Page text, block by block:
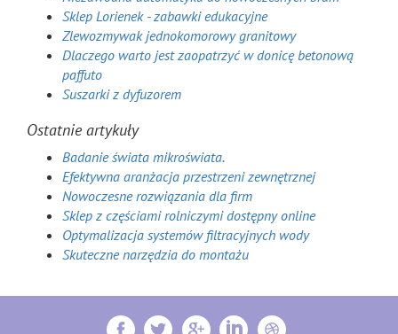
Sklep Lorienek - zabawki edukacyjne
Zlewozmywak jednokomorowy granitowy
Dlaczego warto jest zaopatrzyć w donicę betonową
paffuto
Suszarki z dyfuzorem
Ostatnie artykuły
Badanie świata mikroświata.
Efektywna aranżacja przestrzeni zewnętrznej
Nowoczesne rozwiązania dla firm
Sklep z częściami rolniczymi dostępny online
Optymalizacja systemów filtracyjnych wody
Skuteczne narzędzia do montażu